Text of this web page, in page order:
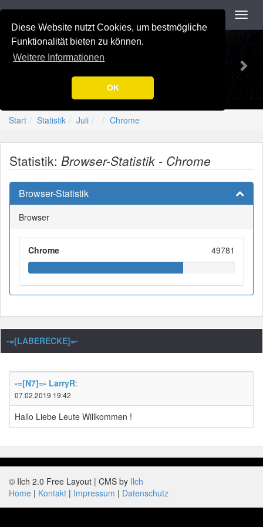
Diese Website nutzt Cookies, um bestmögliche
Funktionalität bieten zu können.
Weitere Informationen
OK
Navigation
Previous-=[Nation-7.de]=-
Start Statistik Juli Chrome
Statistik: Browser-Statistik - Chrome
Browser-Statistik
Browser
Chrome 49781
-=[LABERECKE]=-
-=[N7]=- LarryR:
07.02.2019 19:42
Hallo Liebe Leute Willkommen !
© Ilch 2.0 Free Layout | CMS by Ilch
Home
Kontakt Impressum Datenschutz